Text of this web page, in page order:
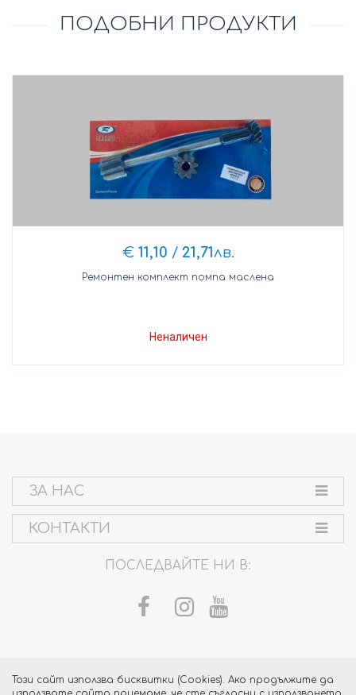
Този сайт използва бисквитки (Cookies). Ако продължите да
ПОДОБНИ ПРОДУКТИ
€ 11,10 / 21,71лв.
Ремонтен комплект помпа маслена
Неналичен
ЗА НАС
КОНТАКТИ
ПОСЛЕДВАЙТЕ НИ В: